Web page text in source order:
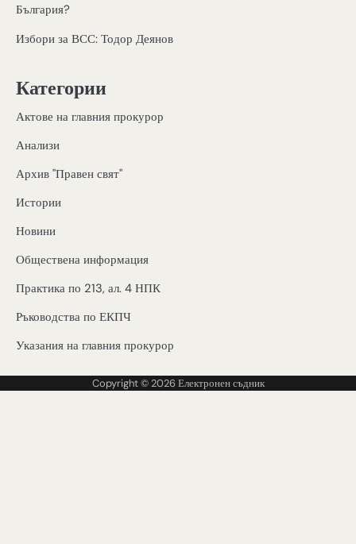
България?
Избори за ВСС: Тодор Деянов
Категории
Актове на главния прокурор
Анализи
Архив "Правен свят"
Истории
Новини
Обществена информация
Практика по 213, ал. 4 НПК
Ръководства по ЕКПЧ
Указания на главния прокурор
Copyright © 2026Електронен съдник